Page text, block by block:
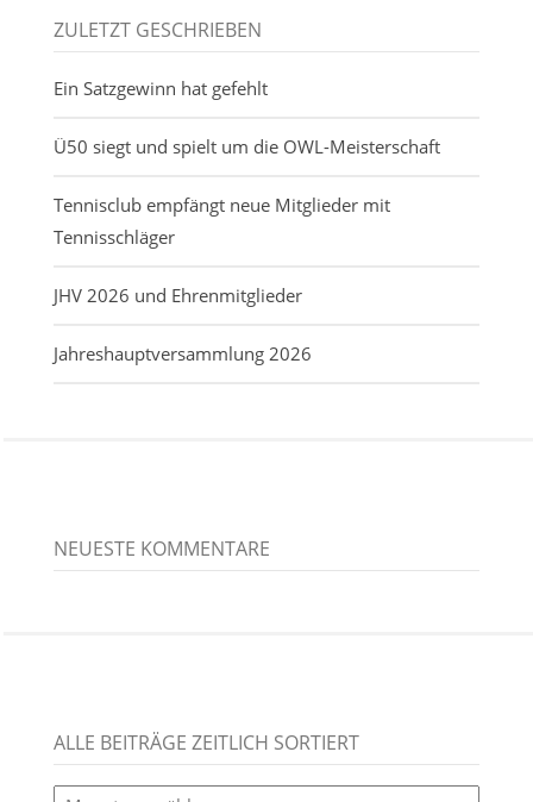
ZULETZT GESCHRIEBEN
Ein Satzgewinn hat gefehlt
Ü50 siegt und spielt um die OWL-Meisterschaft
Tennisclub empfängt neue Mitglieder mit
Tennisschläger
JHV 2026 und Ehrenmitglieder
Jahreshauptversammlung 2026
NEUESTE KOMMENTARE
ALLE BEITRÄGE ZEITLICH SORTIERT
alle